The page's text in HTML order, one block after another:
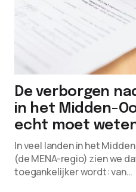
De verborgen
in het Midden-
echt moet
In veel landen in het
(de MENA-regio) zien we
toegankelijker wordt: van…